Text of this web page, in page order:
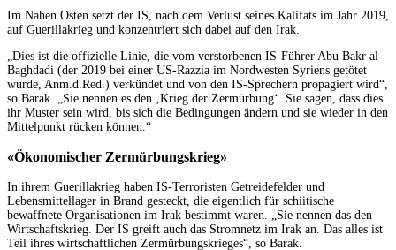
Im Nahen Osten setzt der IS, nach dem Verlust seines Kalifats im Jahr 2019,
auf Guerillakrieg und konzentriert sich dabei auf den Irak.
„Dies ist die offizielle Linie, die vom verstorbenen IS-Führer Abu Bakr al-
Baghdadi (der 2019 bei einer US-Razzia im Nordwesten Syriens getötet
wurde, Anm.d.Red.) verkündet und von den IS-Sprechern propagiert wird“,
so Barak. „Sie nennen es den ‚Krieg der Zermürbung‘. Sie sagen, dass dies
ihr Muster sein wird, bis sich die Bedingungen ändern und sie wieder in den
Mittelpunkt rücken können.“
«Ökonomischer Zermürbungskrieg»
In ihrem Guerillakrieg haben IS-Terroristen Getreidefelder und
Lebensmittellager in Brand gesteckt, die eigentlich für schiitische
bewaffnete Organisationen im Irak bestimmt waren. „Sie nennen das den
Wirtschaftskrieg. Der IS greift auch das Stromnetz im Irak an. Das alles ist
Teil ihres wirtschaftlichen Zermürbungskrieges“, so Barak.